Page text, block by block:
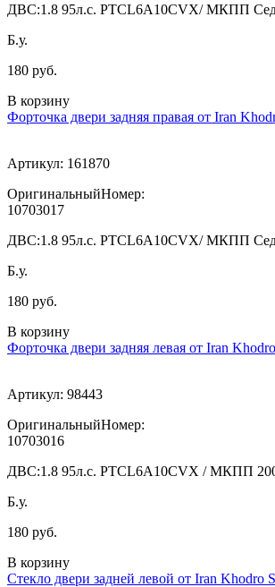
ДВС:1.8 95л.с. PTCL6A10CVX/ МКПП
Б.у.
180 руб.
В корзину
Форточка двери задняя правая от Iran
Артикул: 161870
ОригинальныйНомер:
10703017
ДВС:1.8 95л.с. PTCL6A10CVX/ МКПП
Б.у.
180 руб.
В корзину
Форточка двери задняя левая от Iran
Артикул: 98443
ОригинальныйНомер:
10703016
ДВС:1.8 95л.с. PTCL6A10CVX / МКПП
Б.у.
180 руб.
В корзину
Стекло двери задней левой от Iran Khodro